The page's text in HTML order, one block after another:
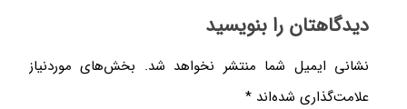
دیدگاهتان را بنویسید
نشانی ایمیل شما منتشر نخواهد شد.
بخش‌های موردنیاز
علامت‌گذاری شده‌اند *